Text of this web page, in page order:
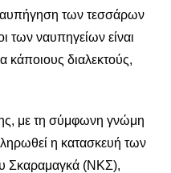
ναυπήγηση των τεσσάρων
των ναυπηγείων είναι
κάποιους διαλεκτούς,
με τη σύμφωνη γνώμη
η κατασκευή των
Σκαραμαγκά (ΝΚΣ),